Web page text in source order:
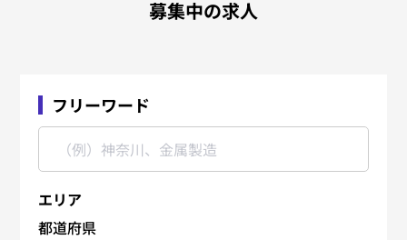
募集中の求人
フリーワード
エリア
都道府県